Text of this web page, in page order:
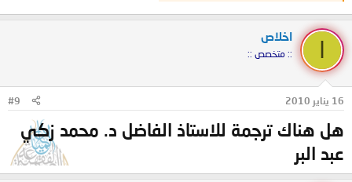
اخلاص
:: متخصص ::
16 يناير 2010 #9
هل هناك ترجمة للاستاذ الفاضل د. محمد زكي
عبد البر